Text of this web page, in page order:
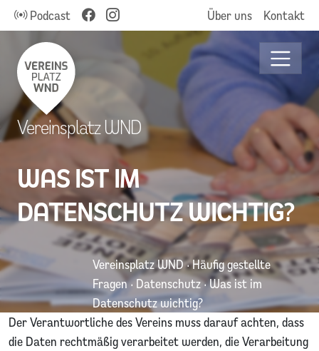
Podcast Über uns Kontakt
WAS IST IM
DATENSCHUTZ WICHTIG?
Vereinsplatz WND
Vereinsplatz WND·Häufig gestellte
Fragen·Datenschutz·Was ist im
Datenschutz wichtig?
Der Verantwortliche des Vereins muss darauf achten, dass
die Daten rechtmäßig verarbeitet werden, die Verarbeitung